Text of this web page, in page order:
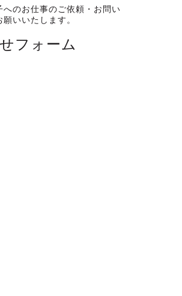
のお仕事のご依頼・お問い
いいたします。
フォーム